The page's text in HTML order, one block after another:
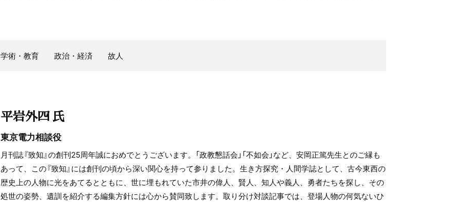
学術・教育 政治・経済 故人
平岩外四 氏
東京電力相談役
月刊誌『致知』の創刊25周年誠におめでとうございます。「政教懇話会」「不如会」など、安岡正篤先生とのご縁も
あって、この『致知』には創刊の頃から深い関心を持って参りました。生き方探究・人間学誌として、古今東西の
歴史上の人物に光をあてるとともに、世に埋もれていた市井の偉人、賢人、知人や義人、勇者たちを探し、その
処世の姿勢、遺訓を紹介する編集方針には心から賛同致します。取り分け対談記事では、登場人物の何気ないひ